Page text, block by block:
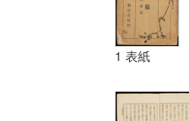
1 表紙